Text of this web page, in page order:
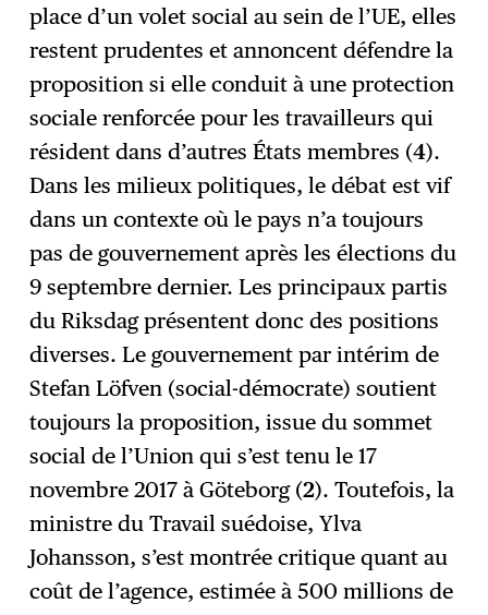
place d’un volet social au sein de l’UE, elles
restent prudentes et annoncent défendre la
proposition si elle conduit à une protection
sociale renforcée pour les travailleurs qui
résident dans d’autres États membres (4).
Dans les milieux politiques, le débat est vif
dans un contexte où le pays n’a toujours
pas de gouvernement après les élections du
9 septembre dernier. Les principaux partis
du Riksdag présentent donc des positions
diverses. Le gouvernement par intérim de
Stefan Löfven (social-démocrate) soutient
toujours la proposition, issue du sommet
social de l’Union qui s’est tenu le 17
novembre 2017 à Göteborg (2). Toutefois, la
ministre du Travail suédoise, Ylva
Johansson, s’est montrée critique quant au
coût de l’agence, estimée à 500 millions de